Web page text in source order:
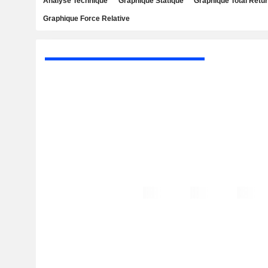
Graphique Force Relative